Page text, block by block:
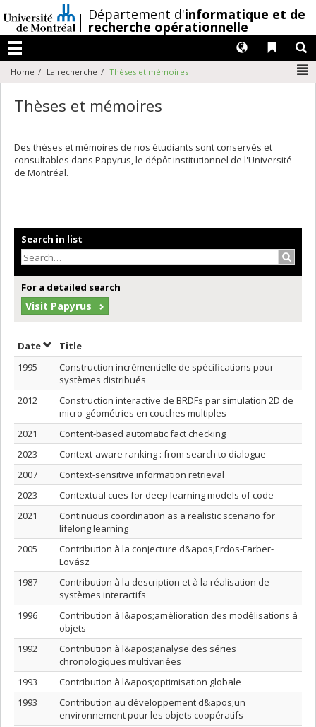
au
contenu
/Département d'informatique et de
recherche opérationnelle
Menu
Liens
Langues
Home La recherche Thèses et mémoires
Thèses et mémoires
Des thèses et mémoires de nos étudiants sont conservés et
consultables dans Papyrus, le dépôt institutionnel de l'Université
de Montréal.
Search in list
For a detailed search
Visit Papyrus
DateSort by date in ascending order
Title
1995
Construction incrémentielle de spécifications pour
systèmes distribués
2012
Construction interactive de BRDFs par simulation 2D de
micro-géométries en couches multiples
2021
Content-based automatic fact checking
2023
Context-aware ranking : from search to dialogue
2007
Context-sensitive information retrieval
2023
Contextual cues for deep learning models of code
2021
Continuous coordination as a realistic scenario for
lifelong learning
2005
Contribution à la conjecture d&apos;Erdos-Farber-
Lovász
1987
Contribution à la description et à la réalisation de
systèmes interactifs
1996
Contribution à l&apos;amélioration des modélisations à
objets
1992
Contribution à l&apos;analyse des séries
chronologiques multivariées
1993
Contribution à l&apos;optimisation globale
1993
Contribution au développement d&apos;un
environnement pour les objets coopératifs